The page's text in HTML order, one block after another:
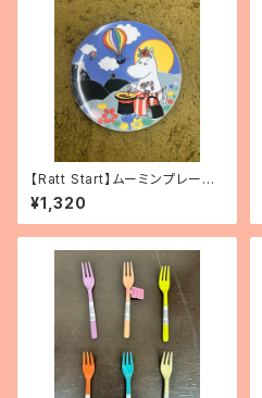
【Ratt Start】ムーミンプレート
「Festivities」
¥1,320